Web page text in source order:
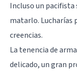
Incluso un
matarlo. Lucharías
creencias.
La tenencia de
delicado, un gran